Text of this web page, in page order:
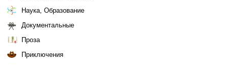
Наука, Образование
Документальные
Проза
Приключения